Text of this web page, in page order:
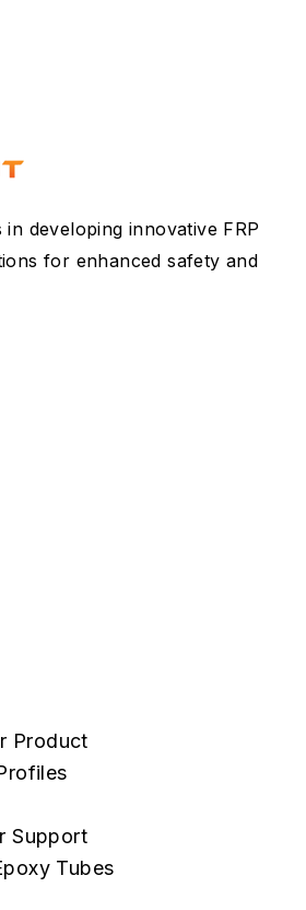
in developing innovative FRP
for enhanced safety and
Product
Support
Tubes